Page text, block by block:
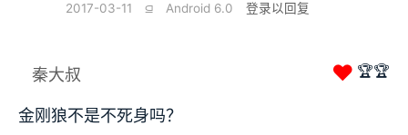
2017-03-11 ⫑ Android 6.0 登录以回复
秦大叔 ❤ 🏆🏆
金刚狼不是不死身吗？